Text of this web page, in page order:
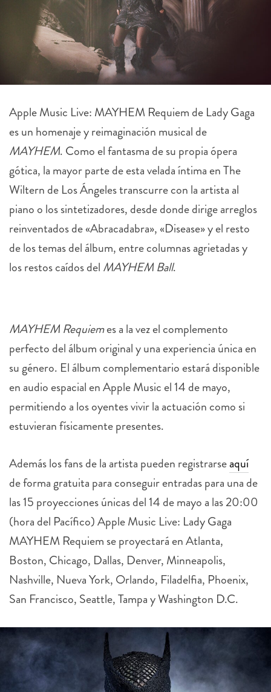
AppleMusic Live: MAYHEM Requiem de Lady Gaga
es un homenaje y reimaginación musical de
MAYHEM. Como el fantasma de su propia ópera
gótica, la mayor parte de esta velada íntima en The
Wiltern de Los Ángeles transcurre con la artista al
piano o los sintetizadores, desde donde dirige arreglos
reinventados de «Abracadabra», «Disease» y el resto
de los temas del álbum, entre columnas agrietadas y
los restos caídos del MAYHEM Ball.
MAYHEM Requiemes a la vez el complemento
perfecto del álbum original y una experiencia única en
su género. El álbum complementario estará disponible
en audio espacial enAppleMusic el 14 de mayo,
permitiendo a los oyentes vivir la actuación como si
estuvieran físicamente presentes.
Además los fans de la artista pueden registrarseaquí
de forma gratuita para conseguir entradas para una de
las 15 proyecciones únicas del 14 de mayo a las 20:00
(hora del Pacífico)AppleMusic Live: Lady Gaga
MAYHEM Requiem se proyectará en Atlanta,
Boston, Chicago, Dallas, Denver, Minneapolis,
Nashville, Nueva York, Orlando, Filadelfia, Phoenix,
San Francisco, Seattle, Tampa y Washington D.C.